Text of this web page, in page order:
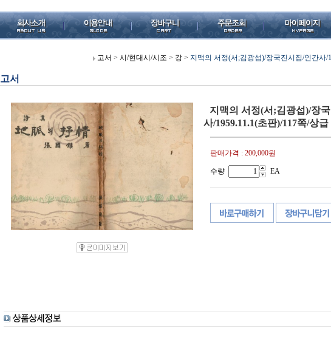
고서 > 시/현대시/시조 > 강 > 지맥의 서정(서;김광섭)/장국진시집/인간사/
고서
지맥의 서정(서;김광섭)/장
사/1959.11.1(초판)/117쪽/상급
판매가격 : 200,000원
수량 EA